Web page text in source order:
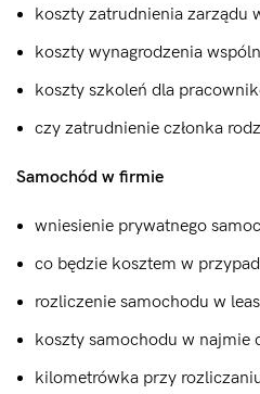
koszty zatrudnienia zarządu
koszty wynagrodzenia
koszty szkoleń dla
czy zatrudnienie członka
Samochód w firmie
wniesienie prywatnego
co będzie kosztem w
rozliczenie samochodu w
koszty samochodu w najmie
kilometrówka przy